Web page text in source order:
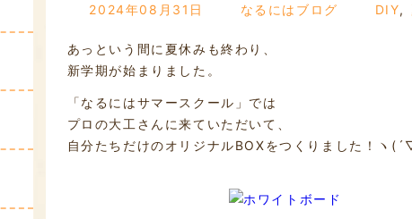
2024年08月31日 なるにはブログ DIY,
あっという間に夏休みも終わり、
新学期が始まりました。
「なるにはサマースクール」では
プロの大工さんに来ていただいて、
自分たちだけのオリジナルBOXをつくりました！ヽ